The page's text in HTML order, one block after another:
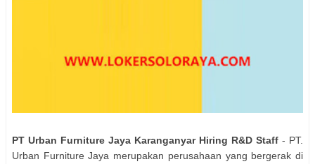
PT Urban Furniture Jaya Karanganyar Hiring R&D Staff - PT.
Urban Furniture Jaya merupakan perusahaan yang bergerak di